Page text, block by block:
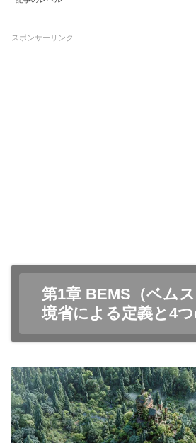
スポンサーリンク
第1章 BEMS（ベム
境省による定義と4